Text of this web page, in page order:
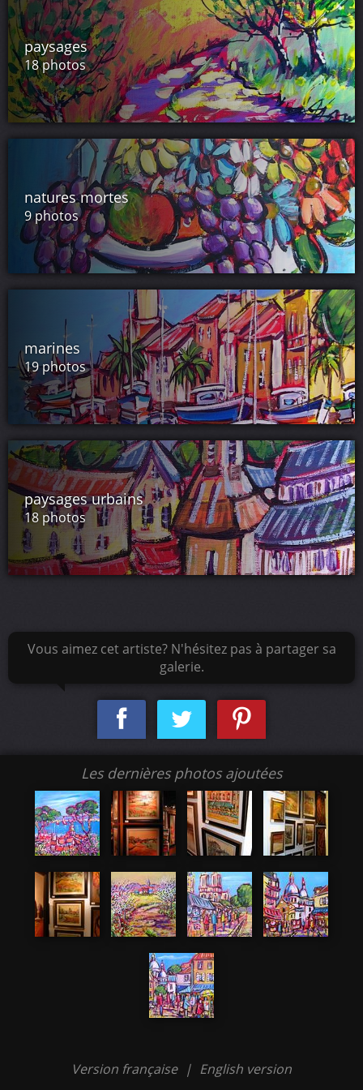
paysages
18 photos
natures mortes
9 photos
marines
19 photos
paysages urbains
18 photos
Vous aimez cet artiste? N'hésitez pas à partager sa
galerie.
Les dernières photos ajoutées
Version française | English version